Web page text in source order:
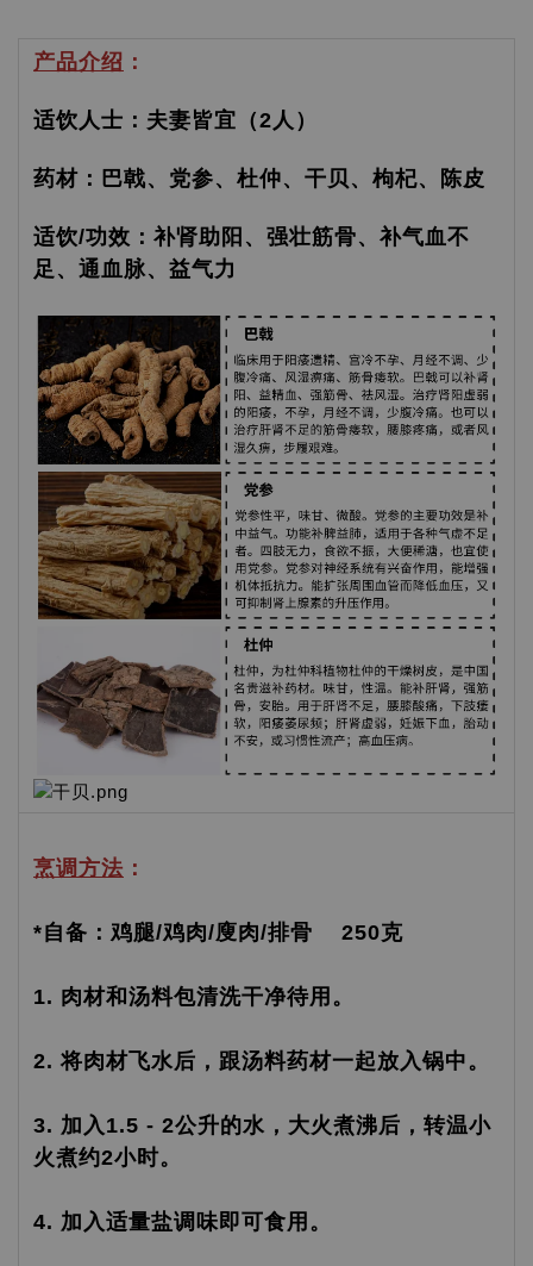
产品介绍 ：
适饮人士：夫妻皆宜（2人）
药材：巴戟、党参、杜仲、干贝、枸杞、陈皮
适饮/功效：补肾助阳、强壮筋骨、补气血不
足、通血脉、益气力
烹调方法 ：
*自备：鸡腿/鸡肉/廋肉/排骨 250克
1. 肉材和汤料包清洗干净待用。
2. 将肉材飞水后，跟汤料药材一起放入锅中。
3. 加入1.5 - 2公升的水，大火煮沸后，转温小
火煮约2小时。
4. 加入适量盐调味即可食用。